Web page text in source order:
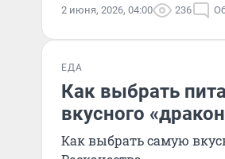
2 июня, 2026, 04:00 236
ЕДА
Как выбрать
вкусного
Как выбрать самую